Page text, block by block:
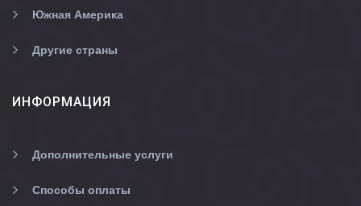
Южная Америка
Другие страны
ИНФОРМАЦИЯ
Дополнительные услуги
Способы оплаты